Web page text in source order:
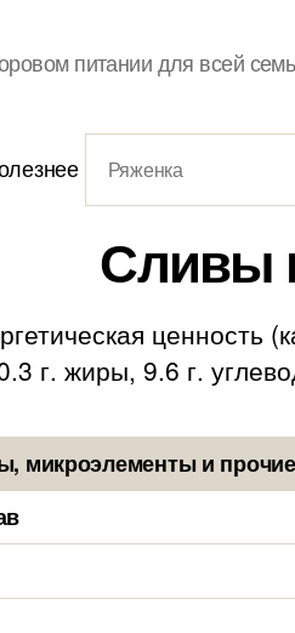
питании для всей
Сливы
ценность
г. жиры, 9.6 г.
микроэлементы и